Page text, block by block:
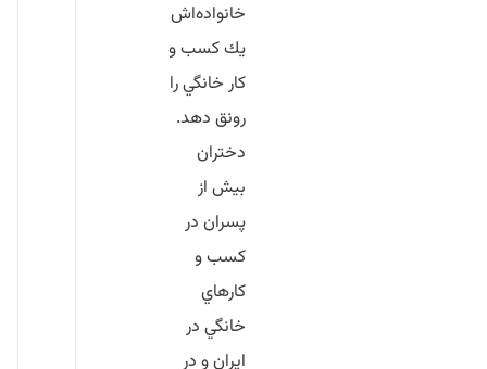
خانواده‌اش
يك كسب و
كار خانگي را
رونق دهد.
دختران
بيش از
پسران در
كسب و
كارهاي
خانگي در
ايران و در